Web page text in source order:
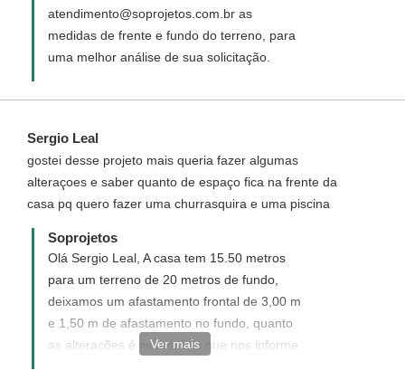
atendimento@soprojetos.com.br as
medidas de frente e fundo do terreno, para
uma melhor análise de sua solicitação.
Sergio Leal
gostei desse projeto mais queria fazer algumas
alteraçoes e saber quanto de espaço fica na frente da
casa pq quero fazer uma churrasquira e uma piscina
Soprojetos
Olá Sergio Leal, A casa tem 15.50 metros
para um terreno de 20 metros de fundo,
deixamos um afastamento frontal de 3,00 m
e 1,50 m de afastamento no fundo, quanto
as alterações é necessário que nos informe
Ver mais